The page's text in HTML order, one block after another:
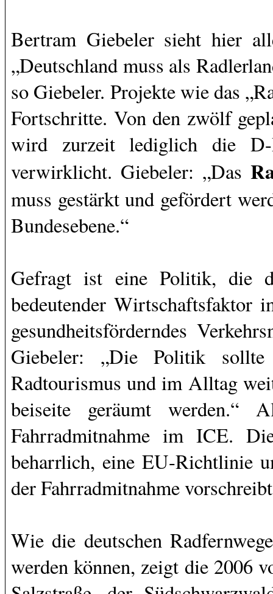
Bertram Giebeler sieht hier
„Deutschland muss als
so Giebeler. Projekte wie das
Fortschritte. Von den zwölf
wird zurzeit lediglich die D-
verwirklicht. Giebeler: „Das
muss gestärkt und gefördert
Bundesebene.“
Gefragt ist eine Politik, die
bedeutender Wirtschaftsfaktor
gesundheitsförderndes
Giebeler: „Die Politik sollte
Radtourismus und im Alltag
beiseite geräumt werden.“
Fahrradmitnahme im ICE.
beharrlich, eine EU-Richtlinie
der Fahrradmitnahme
Wie die deutschen
werden können, zeigt die 2006